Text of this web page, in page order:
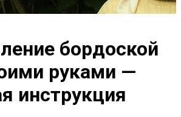
бордоской
руками —
инструкция